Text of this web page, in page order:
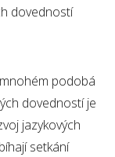
dovedností
podobá
dovedností je
jazykových
setkání